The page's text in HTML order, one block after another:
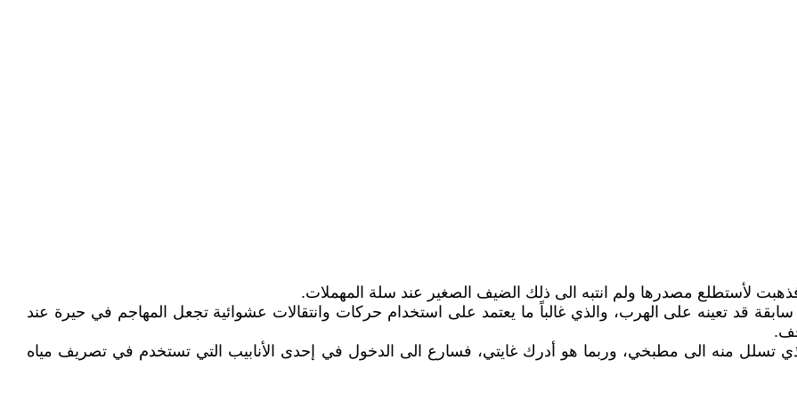
لأستطلع مصدرها ولم انتبه الى ذلك الضيف الصغير عند سلة المهملات.
قد تعينه على الهرب، والذي غالباً ما يعتمد على استخدام حركات وانتقالات عشوائية تجعل المهاجم في حيرة عند
منه الى مطبخي، وربما هو أدرك غايتي، فسارع الى الدخول في إحدى الأنابيب التي تستخدم في تصريف مياه